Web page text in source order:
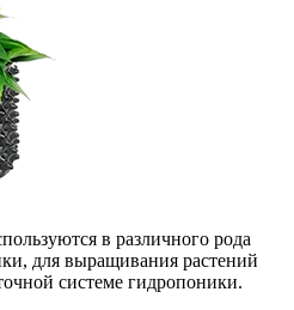
в различного рода
для выращивания растений
системе гидропоники.